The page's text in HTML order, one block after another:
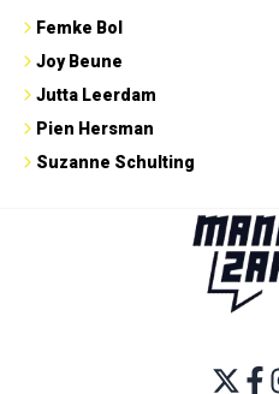
Femke Bol
Joy Beune
Jutta Leerdam
Pien Hersman
Suzanne Schulting